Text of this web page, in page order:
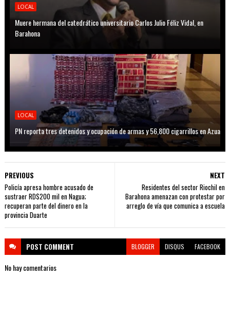
LOCAL
Muere hermana del catedrático universitario Carlos Julio Féliz Vidal, en
Barahona
LOCAL
PN reporta tres detenidos y ocupación de armas y 56,800 cigarrillos en Azua
NEXT
Residentes del sector Riochil en
Barahona amenazan con protestar por
arreglo de vía que comunica a escuela
PREVIOUS
Policía apresa hombre acusado de
sustraer RD$200 mil en Nagua;
recuperan parte del dinero en la
provincia Duarte
POST COMMENT BLOGGER DISQUS FACEBOOK
No hay comentarios